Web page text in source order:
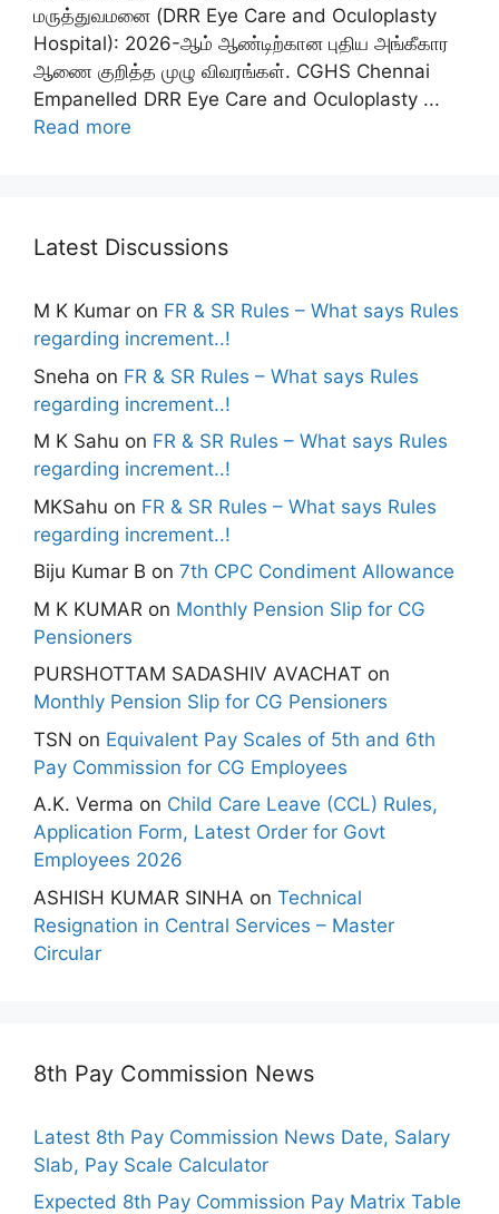
மருத்துவமனை (DRR Eye Care and Oculoplasty
Hospital): 2026-ஆம் ஆண்டிற்கான புதிய அங்கீகார
ஆணை குறித்த முழு விவரங்கள். CGHS Chennai
Empanelled DRR Eye Care and Oculoplasty ...
Read more
Latest Discussions
M K Kumar on FR & SR Rules – What says Rules
regarding increment..!
Sneha on FR & SR Rules – What says Rules
regarding increment..!
M K Sahu on FR & SR Rules – What says Rules
regarding increment..!
MKSahu on FR & SR Rules – What says Rules
regarding increment..!
Biju Kumar B on 7th CPC Condiment Allowance
M K KUMAR on Monthly Pension Slip for CG
Pensioners
PURSHOTTAM SADASHIV AVACHAT on
Monthly Pension Slip for CG Pensioners
TSN on Equivalent Pay Scales of 5th and 6th
Pay Commission for CG Employees
A.K. Verma on Child Care Leave (CCL) Rules,
Application Form, Latest Order for Govt
Employees 2026
ASHISH KUMAR SINHA on Technical
Resignation in Central Services – Master
Circular
8th Pay Commission News
Latest 8th Pay Commission News Date, Salary
Slab, Pay Scale Calculator
Expected 8th Pay Commission Pay Matrix Table